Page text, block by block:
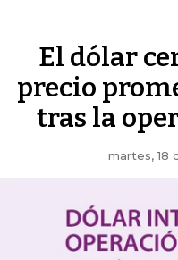
El dólar
precio
tras la
martes, 18